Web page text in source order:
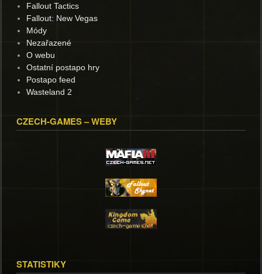
Fallout Tactics
Fallout: New Vegas
Módy
Nezařazené
O webu
Ostatní postapo hry
Postapo feed
Wasteland 2
CZECH-GAMES – WEBY
STATISTIKY